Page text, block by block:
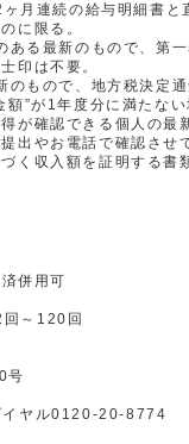
月連続の給与明細書と
に限る。
る最新のもので、第一
印は不要。
もので、地方税決定通
額”が1年度分に満たな
が確認できる個人の
出やお電話で確認させ
く収入額を証明する書
併用可
～120回
号
イヤル0120-20-8774